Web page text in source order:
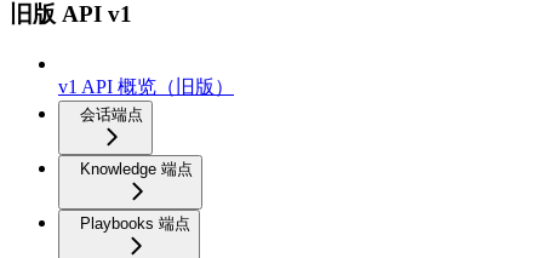
旧版 API v1
v1 API 概览（旧版）
会话端点
Knowledge 端点
Playbooks 端点